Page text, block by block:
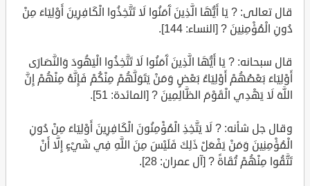
قال تعالى: ? يَا أَيُّهَا الَّذِينَ آَمَنُوا لَا تَتَّخِذُوا الْكَافِرِينَ أَوْلِيَاءَ مِنْ
دُونِ الْمُؤْمِنِينَ ? [النساء: 144].
قال سبحانه: ? يَا أَيُّهَا الَّذِينَ آَمَنُوا لَا تَتَّخِذُوا الْيَهُودَ وَالنَّصَارَى
أَوْلِيَاءَ بَعْضُهُمْ أَوْلِيَاءُ بَعْضٍ وَمَنْ يَتَوَلَّهُمْ مِنْكُمْ فَإِنَّهُ مِنْهُمْ إِنَّ
اللَّهَ لَا يَهْدِي الْقَوْمَ الظَّالِمِينَ ? [المائدة: 51].
وقال جل شأنه: ? لَا يَتَّخِذِ الْمُؤْمِنُونَ الْكَافِرِينَ أَوْلِيَاءَ مِنْ دُونِ
الْمُؤْمِنِينَ وَمَنْ يَفْعَلْ ذَلِكَ فَلَيْسَ مِنَ اللَّهِ فِي شَيْءٍ إِلَّا أَنْ
تَتَّقُوا مِنْهُمْ تُقَاةً ? [آل عمران: 28].